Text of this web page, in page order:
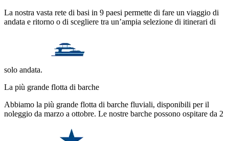
La nostra vasta rete di basi in 9 paesi permette di fare un viaggio di
andata e ritorno o di scegliere tra un’ampia selezione di itinerari di
solo andata.
La più grande flotta di barche
Abbiamo la più grande flotta di barche fluviali, disponibili per il
noleggio da marzo a ottobre. Le nostre barche possono ospitare da 2